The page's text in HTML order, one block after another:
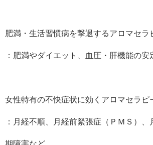
肥満・生活習慣病を撃退するアロマセラ
：肥満やダイエット、血圧・肝機能の安
女性特有の不快症状に効くアロマセラピ
：月経不順、月経前緊張症（ＰＭＳ）
期障害など